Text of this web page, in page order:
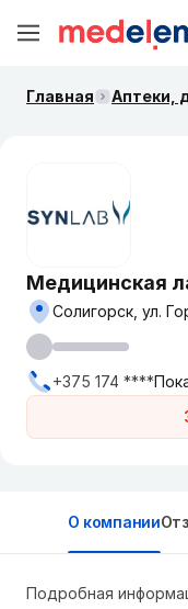
Главная Аптеки,
Медицинская
Солигорск, ул.
+375 174 ****
О компании
Подробная